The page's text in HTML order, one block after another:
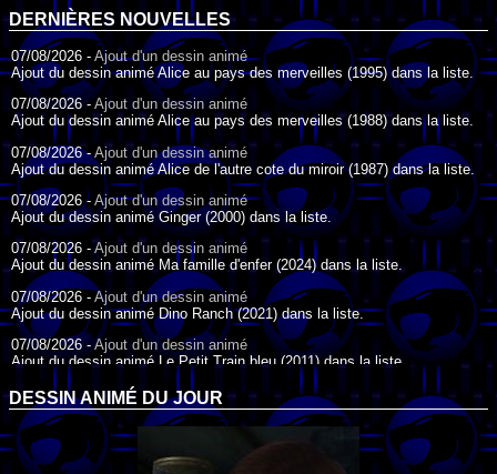
DERNIÈRES NOUVELLES
07/08/2026 - Ajout d'un dessin animé
Ajout du dessin animé Alice au pays des merveilles (1995) dans la liste.
07/08/2026 -Ajout d'un dessin animé
Ajout du dessin animé Alice au pays des merveilles (1988) dans la liste.
07/08/2026 -Ajout d'un dessin animé
Ajout du dessin animé Alice de l'autre cote du miroir (1987) dans la liste.
07/08/2026 - Ajout d'un dessin animé
Ajout du dessin animé Ginger (2000) dans la liste.
07/08/2026 - Ajout d'un dessin animé
Ajout du dessin animé Ma famille d'enfer (2024) dans la liste.
07/08/2026 -Ajout d'un dessin animé
Ajout du dessin animé Dino Ranch (2021) dans la liste.
07/08/2026 -Ajout d'un dessin animé
Ajout du dessin animé Le Petit Train bleu (2011) dans la liste.
07/08/2026 -Ajout d'un dessin animé
Ajout du dessin animé Agent Spécial Oso (2009) dans la liste.
17/07/2026 -
Ajout d'un dessin animé
Ajout du dessin animé Peter Pan (1988) dans la liste.
DESSIN ANIMÉ DU JOUR